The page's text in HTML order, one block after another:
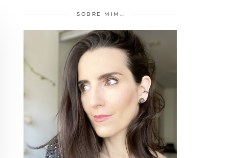
SOBRE MIM…